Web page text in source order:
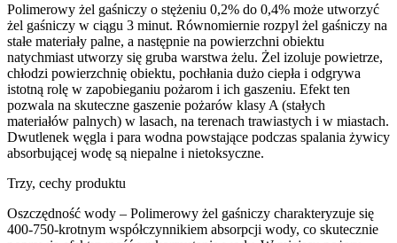
Polimerowy żel gaśniczy o stężeniu 0,2% do 0,4% może utworzyć
żel gaśniczy w ciągu 3 minut. Równomiernie rozpyl żel gaśniczy na
stałe materiały palne, a następnie na powierzchni obiektu
natychmiast utworzy się gruba warstwa żelu. Żel izoluje powietrze,
chłodzi powierzchnię obiektu, pochłania dużo ciepła i odgrywa
istotną rolę w zapobieganiu pożarom i ich gaszeniu. Efekt ten
pozwala na skuteczne gaszenie pożarów klasy A (stałych
materiałów palnych) w lasach, na terenach trawiastych i w miastach.
Dwutlenek węgla i para wodna powstające podczas spalania żywicy
absorbującej wodę są niepalne i nietoksyczne.
Trzy, cechy produktu
Oszczędność wody – Polimerowy żel gaśniczy charakteryzuje się
400-750-krotnym współczynnikiem absorpcji wody, co skutecznie